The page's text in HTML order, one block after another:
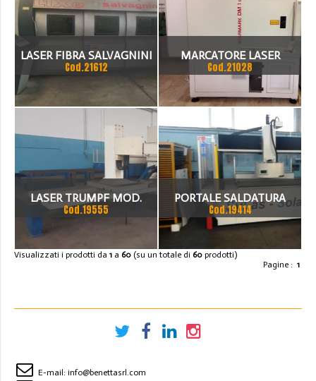
LASER FIBRA SALVAGNINI
MOD. L1- XE 30 MODELLO:
L1 XE -30.SYS CP A17-58338
Cod.21612
MARCATORE LASER
Cod.21028
LASER TRUMPF MOD.
TRUMATIC L3003,
1500X3000, 2000 W,
Cod.19555
PORTALE SALDATURA
LASER ( PANNELLI SOLATI )
Cod.19414
Visualizzati i prodotti da 1 a 60 (su un totale di 60 prodotti)
Pagine : 1
E-mail: info@benettasrl.com